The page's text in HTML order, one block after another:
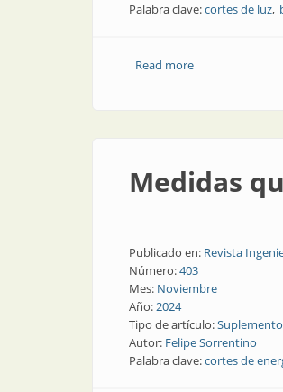
Palabra clave:cortes de luz
Read moreabout Energía
Medidas
Publicado en: Revista
Número:403
Mes: Noviembre
Año:2024
Tipo de artículo:
Autor: Felipe Sorrentino
Palabra clave:cortes de